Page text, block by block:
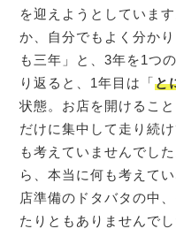
を迎えようとしていま
か、自分でもよく分か
も三年」と、3年を1つ
り返ると、1年目は「と
状態。お店を開けるこ
だけに集中して走り続
も考えていませんでし
ら、本当に何も考えて
店準備のドタバタの中
たりともありませんでし